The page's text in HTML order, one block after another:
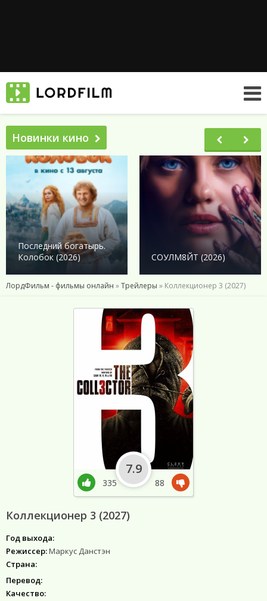
Новинки кино
Последний богатырь.
Колобок (2026)
СОУЛМ8ЙТ (2026)
ЛордФильм - фильмы онлайн »Трейлеры » Коллекционер 3 (2027)
Коллекционер 3 (2027)
Год выхода:
Режиссер:Маркус Данстэн
Страна:
Перевод:
Качество:
335
7.9
88